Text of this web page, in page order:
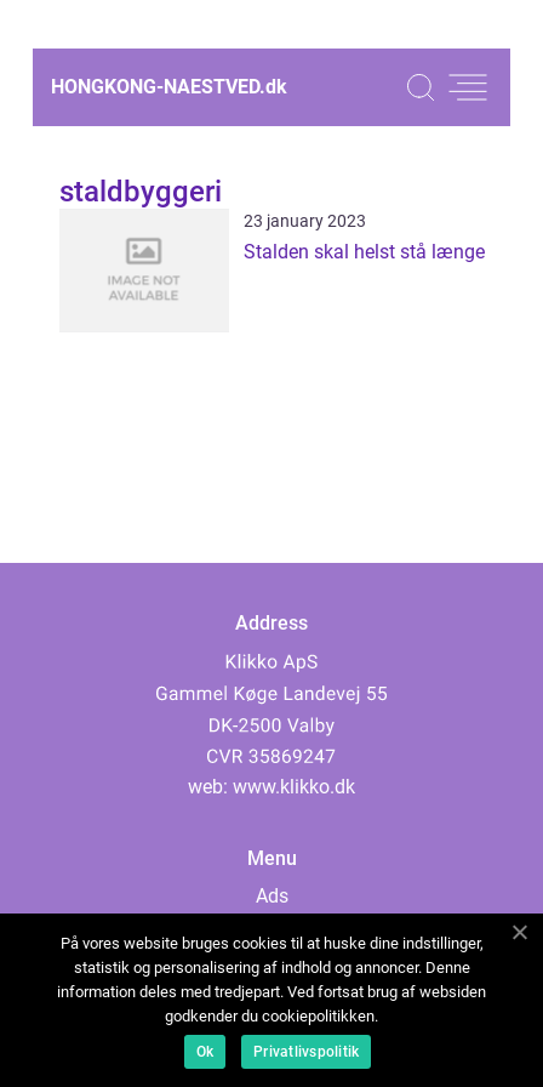
HONGKONG-NAESTVED.dk
staldbyggeri
23 january 2023
Stalden skal helst stå længe
Address
web: www.klikko.dk
Menu
Ads
Cookies
Contact
Sitemap
På vores website bruges cookies til at huske dine indstillinger,
statistik og personalisering af indhold og annoncer. Denne
information deles med tredjepart. Ved fortsat brug af websiden
godkender du cookiepolitikken.
Ok Privatlivspolitik